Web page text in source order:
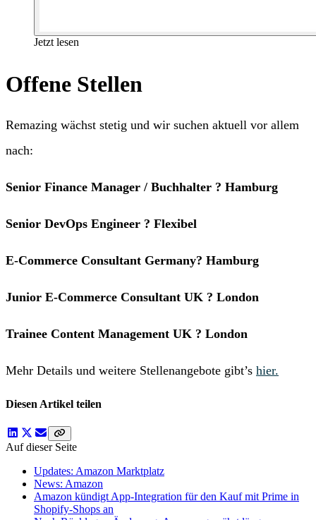
Jetzt lesen
Offene Stellen
Remazing wächst stetig und wir suchen aktuell vor allem
nach:
Senior Finance Manager / Buchhalter ? Hamburg
Senior DevOps Engineer ? Flexibel
E-Commerce Consultant Germany? Hamburg
Junior E-Commerce Consultant UK ? London
Trainee Content Management UK ? London
Mehr Details und weitere Stellenangebote gibt’s hier.
Diesen Artikel teilen
Auf dieser Seite
Updates: Amazon Marktplatz
News: Amazon
Amazon kündigt App-Integration für den Kauf mit Prime in
Shopify-Shops an